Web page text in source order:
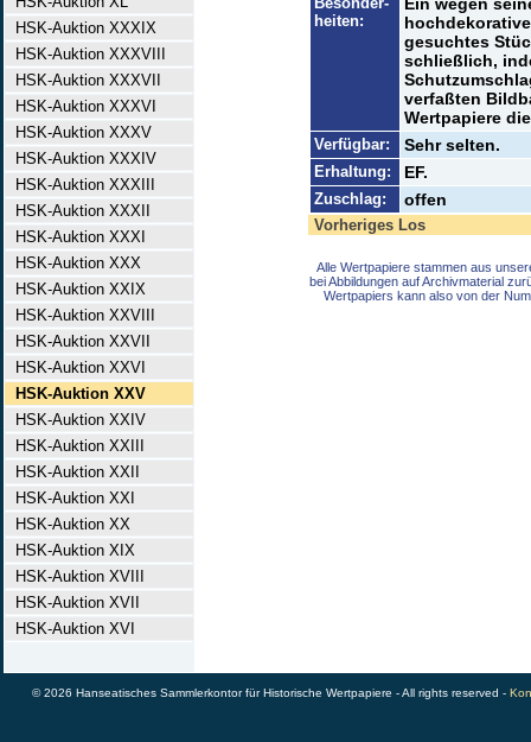
HSK-Auktion XXXIX
HSK-Auktion XXXVIII
HSK-Auktion XXXVII
HSK-Auktion XXXVI
HSK-Auktion XXXV
HSK-Auktion XXXIV
HSK-Auktion XXXIII
HSK-Auktion XXXII
HSK-Auktion XXXI
HSK-Auktion XXX
HSK-Auktion XXIX
HSK-Auktion XXVIII
HSK-Auktion XXVII
HSK-Auktion XXVI
HSK-Auktion XXV
HSK-Auktion XXIV
HSK-Auktion XXIII
HSK-Auktion XXII
HSK-Auktion XXI
HSK-Auktion XX
HSK-Auktion XIX
HSK-Auktion XVIII
HSK-Auktion XVII
HSK-Auktion XVI
heiten:
gesuchtes
schließlich,
verfaßten
Wertpapiere
Verfügbar: Sehr selten.
Erhaltung: EF.
Zuschlag: offen
Vorheriges Los
Alle Wertpapiere stammen aus
bei Abbildungen auf Archivmaterial
Wertpapiers kann also von der
© 2026 Hanseatisches Sammlerkontor für Historische Wertpapiere - All rights reserved -